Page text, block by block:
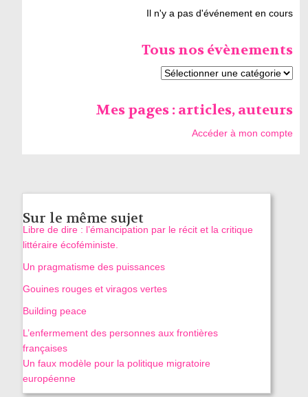
Il n'y a pas d'événement en cours
Tous nos évènements
Mes pages : articles, auteurs
Accéder à mon compte
Sur le même sujet
Libre de dire : l’émancipation par le récit et la critique
littéraire écoféministe.
Un pragmatisme des puissances
Gouines rouges et viragos vertes
Building peace
L’enfermement des personnes aux frontières
françaises
Un faux modèle pour la politique migratoire
européenne